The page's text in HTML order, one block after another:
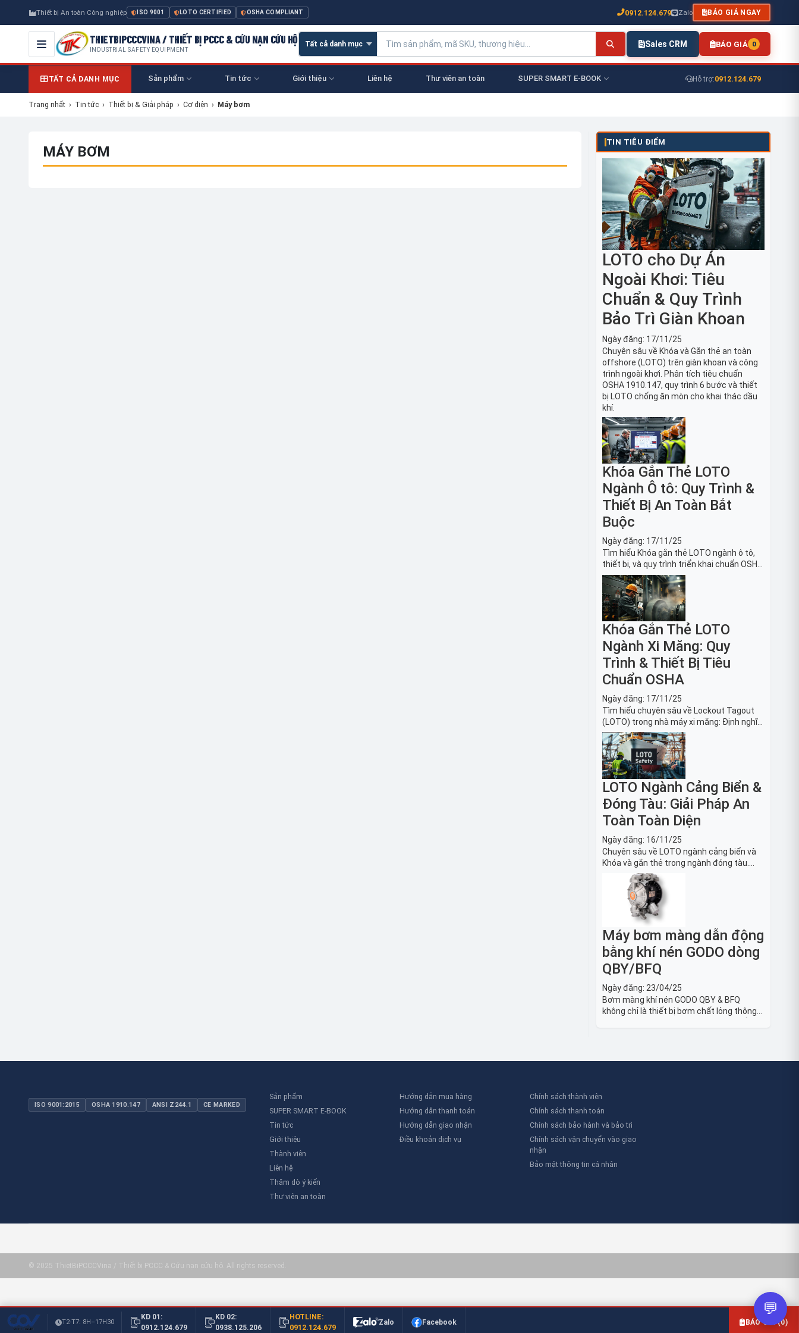
Thiết bị An toàn Công nghiệp ISO 9001 LOTO CERTIFIED OSHA COMPLIANT 0912.124.679 Zalo BÁO GIÁ NGAY
THIETBIPCCCVINA / THIẾT BỊ PCCC & CỨU NẠN CỨU HỘ
INDUSTRIAL SAFETY EQUIPMENT
Sales CRM BÁO GIÁ 0
TẤT CẢ DANH MỤC Sản phẩm Tin tức Giới thiệu Liên hệ Thư viên an toàn SUPER SMART E-BOOK Hỗ trợ:0912.124.679
Trang nhất › Tin tức › Thiết bị & Giải pháp › Cơ điện › Máy bơm
MÁY BƠM
TIN TIÊU ĐIỂM
LOTO cho Dự Án
Ngoài Khơi: Tiêu
Chuẩn & Quy Trình
Bảo Trì Giàn Khoan
Ngày đăng: 17/11/25
Chuyên sâu về Khóa và Gắn thẻ an toàn
offshore (LOTO) trên giàn khoan và công
trình ngoài khơi. Phân tích tiêu chuẩn
OSHA 1910.147, quy trình 6 bước và thiết
bị LOTO chống ăn mòn cho khai thác dầu
khí.
Khóa Gắn Thẻ LOTO
Ngành Ô tô: Quy Trình &
Thiết Bị An Toàn Bắt
Buộc
Ngày đăng: 17/11/25
Tìm hiểu Khóa gắn thẻ LOTO ngành ô tô,
thiết bị, và quy trình triển khai chuẩn OSHA
1910.147. Bảo trì an toàn cho robot, băng
tải sản xuất ô tô và dây chuyền lắp ráp xe
hơi.
Khóa Gắn Thẻ LOTO
Ngành Xi Măng: Quy
Trình & Thiết Bị Tiêu
Chuẩn OSHA
Ngày đăng: 17/11/25
Tìm hiểu chuyên sâu về Lockout Tagout
(LOTO) trong nhà máy xi măng: Định nghĩa,
tiêu chuẩn OSHA, quy trình 6 bước và danh
sách thiết bị LOTO thiết yếu. Giải pháp bảo
trì lò nung, máy nghiền an toàn.
LOTO Ngành Cảng Biển &
Đóng Tàu: Giải Pháp An
Toàn Toàn Diện
Ngày đăng: 16/11/25
Chuyên sâu về LOTO ngành cảng biển và
Khóa và gắn thẻ trong ngành đóng tàu.
Hướng dẫn chi tiết quy trình, tiêu chuẩn
OSHA, thiết bị và Giải pháp LOTO trong
công nghiệp đóng tàu toàn diện.
Máy bơm màng dẫn động
bằng khí nén GODO dòng
QBY/BFQ
Ngày đăng: 23/04/25
Bơm màng khí nén GODO QBY & BFQ
không chỉ là thiết bị bơm chất lỏng thông
ISO 9001:2015 OSHA 1910.147 ANSI Z244.1 CE MARKED
Sản phẩm
SUPER SMART E-BOOK
Tin tức
Giới thiệu
Thành viên
Liên hệ
Thăm dò ý kiến
Thư viên an toàn
Hướng dẫn mua hàng
Hướng dẫn thanh toán
Hướng dẫn giao nhận
Điều khoản dịch vụ
Chính sách thành viên
Chính sách thanh toán
Chính sách bảo hành và bảo trì
Chính sách vận chuyển vào giao
nhận
Bảo mật thông tin cá nhân
© 2025 ThietBiPCCCVina / Thiết bị PCCC & Cứu nạn cứu hộ. All rights reserved.
T2-T7: 8H–17H30
KD 01:
0912.124.679
KD 02:
0938.125.206
HOTLINE:
0912.124.679
Zalo Facebook BÁO GIÁ (0)
💬